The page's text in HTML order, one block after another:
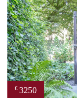
€ 3250